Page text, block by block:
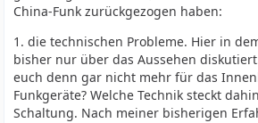
China-Funk zurückgezogen haben:
1. die technischen Probleme. Hier in
bisher nur über das Aussehen
euch denn gar nicht mehr für das
Funkgeräte? Welche Technik steckt
Schaltung. Nach meiner bisherigen